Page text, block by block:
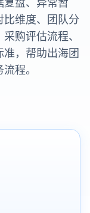
复盘、异常暂
维度、团队分
购评估流程、
，帮助出海团
程。